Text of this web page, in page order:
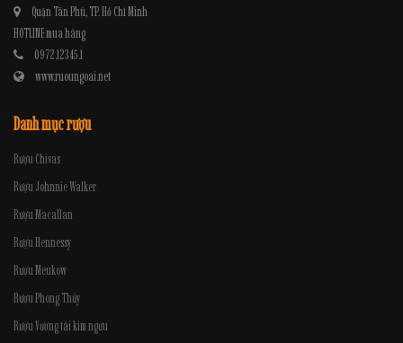
Quận Tân Phú, TP. Hồ Chí Minh
HOTLINE mua hàng
0972.12345.1
www.ruoungoai.net
Danh mục rượu
Rượu Chivas
Rượu Johnnie Walker
Rượu Macallan
Rượu Hennessy
Rượu Meukow
Rượu Phong Thủy
Rượu Vương tài kim ngưu